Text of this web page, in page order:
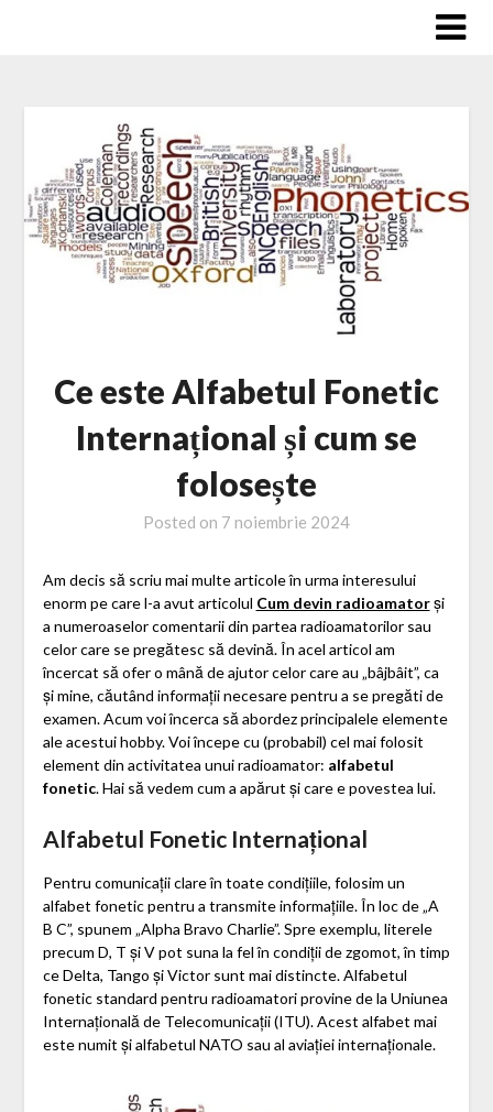
Ce este Alfabetul Fonetic
Internațional și cum se
folosește
Posted on 7 noiembrie 2024
Am decis să scriu mai multe articole în urma interesului
enorm pe care l-a avut articolul Cum devin radioamatorși
a numeroaselor comentarii din partea radioamatorilor sau
celor care se pregătesc să devină. În acel articol am
încercat să ofer o mână de ajutor celor care au „bâjbâit”, ca
și mine, căutând informații necesare pentru a se pregăti de
examen. Acum voi încerca să abordez principalele elemente
ale acestui hobby. Voi începe cu (probabil) cel mai folosit
element din activitatea unui radioamator: alfabetul
fonetic. Hai să vedem cum a apărut și care e povestea lui.
Alfabetul Fonetic Internațional
Pentru comunicații clare în toate condițiile, folosim un
alfabet fonetic pentru a transmite informațiile. În loc de „A
B C”, spunem „Alpha Bravo Charlie”. Spre exemplu, literele
precum D, T și V pot suna la fel în condiții de zgomot, în timp
ce Delta, Tango și Victor sunt mai distincte. Alfabetul
fonetic standard pentru radioamatori provine de la Uniunea
Internațională de Telecomunicații (ITU). Acest alfabet mai
este numit și alfabetul NATO sau al aviației internaționale.